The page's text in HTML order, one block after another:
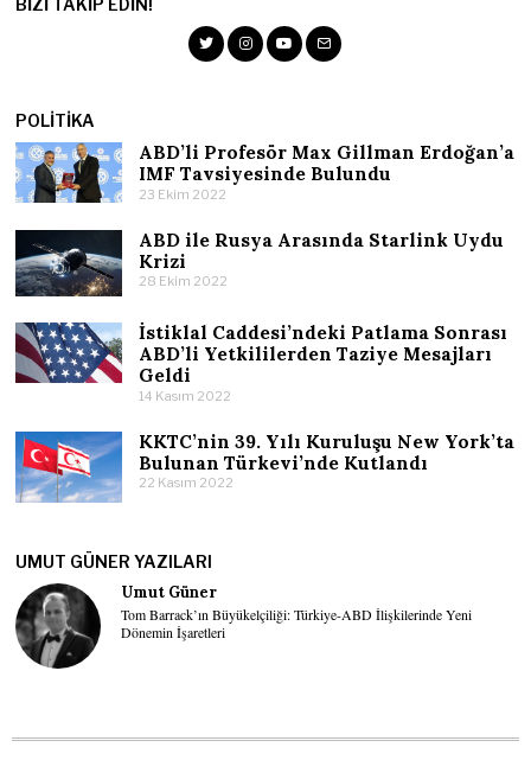
BIZI TAKIP EDIN!
POLITIKA
ABD’li Profesör Max Gillman Erdoğan’a
IMF Tavsiyesinde Bulundu
23 Ekim 2022
ABD ile Rusya Arasında Starlink Uydu
Krizi
28 Ekim 2022
İstiklal Caddesi’ndeki Patlama Sonrası
ABD’li Yetkililerden Taziye Mesajları
Geldi
14 Kasım 2022
KKTC’nin 39. Yılı Kuruluşu New York’ta
Bulunan Türkevi’nde Kutlandı
22 Kasım 2022
UMUT GÜNER YAZILARI
Umut Güner
Tom Barrack’ın Büyükelçiliği: Türkiye-ABD İlişkilerinde Yeni
Dönemin İşaretleri